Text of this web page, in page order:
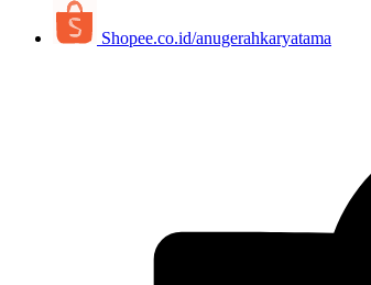
Shopee.co.id/anugerahkaryatama